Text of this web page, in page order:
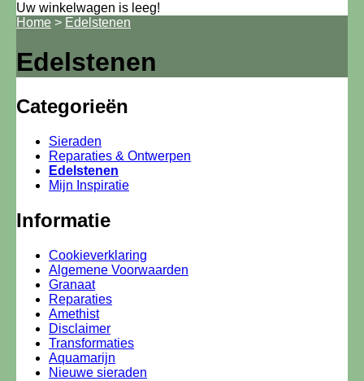
Uw winkelwagen is leeg!
Home > Edelstenen
Edelstenen
Categorieën
Sieraden
Reparaties & Ontwerpen
Edelstenen
Mijn Inspiratie
Informatie
Cookieverklaring
Algemene Voorwaarden
Granaat
Reparaties
Amethist
Disclaimer
Transformaties
Aquamarijn
Nieuwe sieraden